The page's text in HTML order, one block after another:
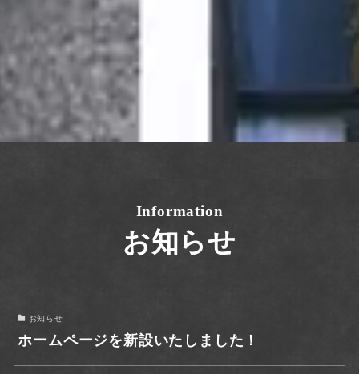
Information
お知らせ
お知らせ
ホームページを新設いたしました！